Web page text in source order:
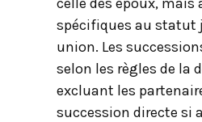
spécifiques au statut
union. Les
selon les règles de la
excluant les
succession directe si